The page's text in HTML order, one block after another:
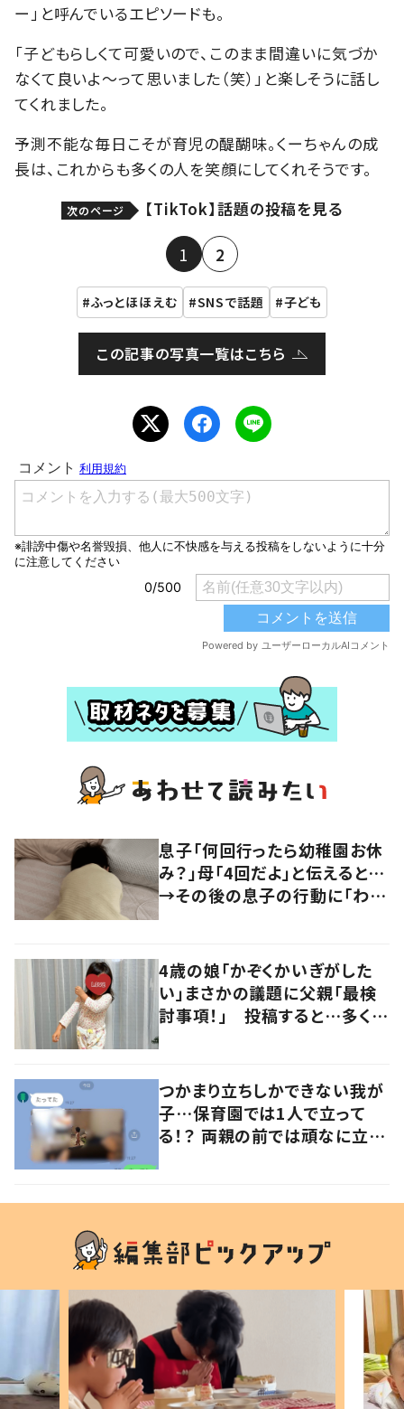
ー」と呼んでいるエピソードも。
「子どもらしくて可愛いので、このまま間違いに気づか
なくて良いよ〜って思いました（笑）」と楽しそうに話し
てくれました。
予測不能な毎日こそが育児の醍醐味。くーちゃんの成
長は、これからも多くの人を笑顔にしてくれそうです。
次のページ 【TikTok】話題の投稿を見る
1 2
ふっとほほえむ SNSで話題 子ども
この記事の写真一覧はこちら
息子「何回行ったら幼稚園お休
み？」母「4回だよ」と伝えると…
→その後の息子の行動に「わか
4歳の娘「かぞくかいぎがした
い」まさかの議題に父親「最検
討事項！」 投稿すると…多くの
つかまり立ちしかできない我が
子…保育園では1人で立って
る！？ 両親の前では頑なに立た